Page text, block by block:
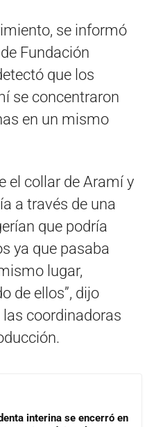
se informó
Fundación
que los
se concentraron
en un mismo
el collar de Aramí y
a través de una
que podría
ya que pasaba
lugar,
de ellos”, dijo
coordinadoras
interina se encerró en